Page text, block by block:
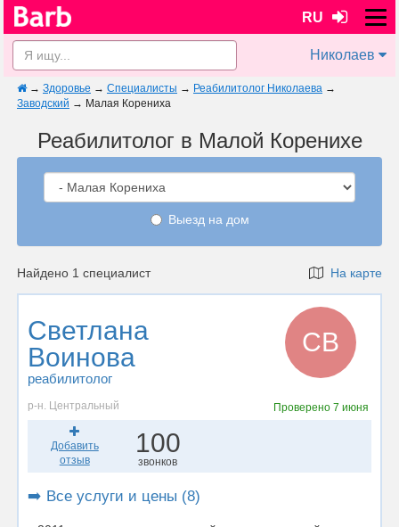
RU
Николаев
→ Здоровье → Специалисты → Реабилитолог Николаева →
Заводский → Малая Корениха
Реабилитолог в Малой Коренихе
Выезд на дом
Найдено 1 специалист На карте
Светлана
Воинова
реабилитолог
СВ
р-н. Центральный Проверено 7 июня
Добавить
отзыв
100
звонков
➡️ Все услуги и цены (8)